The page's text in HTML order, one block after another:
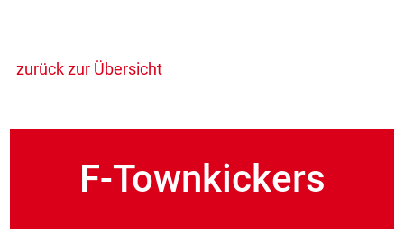
zurück zur Übersicht
F-Townkickers